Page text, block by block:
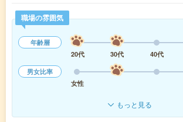
職場の雰囲気
年齢層
20代
30代 40代
男女比率
女性
もっと見る